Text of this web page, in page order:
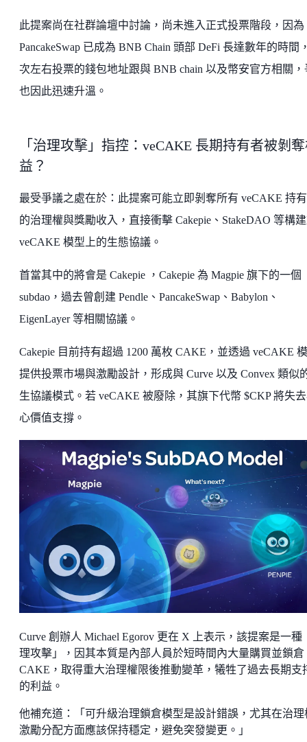
此提案尚在社群論壇中討論，尚未進入正式投票階段，因為
PancakeSwap 已成為 BNB Chain 頭部 DeFi 長達數年的時間
次左右投票的錢包地址跟與 BNB chain 以及幣安官方相關，
也因此迅速升溫。
「治理攻擊」指控：veCAKE 長期持有者被剝
益？
最受爭議之處在於：此提案可能立即剝奪所有 veCAKE 持
的治理權與獎勵收入，直接衝擊 Cakepie、StakeDAO 等構
veCAKE 模型上的生態協議。
首當其中的將會是 Cakepie ，Cakepie 為 Magpie 旗下的一個
subdao，過去曾創建 Pendle、PancakeSwap、Babylon、
EigenLayer 等相關協議。
Cakepie 目前持有超過 1200 萬枚 CAKE，並透過 veCAKE
提供投票市場與激勵設計，形成與 Curve 以及 Convex 類似
生協議模式。若 veCAKE 被廢除，其旗下代幣 $CKP 將失
心價值支撐。
Curve 創辦人 Michael Egorov 更在 X 上表示，該提案是一種
理攻擊」，因其本質是內部人員於短時間內大量購買並鎖倉
CAKE，取得重大治理權限後推動變革，犧牲了過去長期支
的利益。
他補充道：「可升級治理鎖倉模型是設計錯誤，尤其在治理
激勵分配方面應該保持穩定，避免突發變更。」